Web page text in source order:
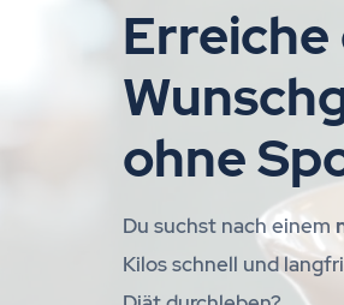
ohne
Du suchst nach einem
Kilos schnell und